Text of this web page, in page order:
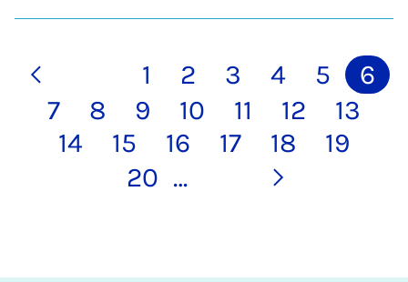
1 2 3 4 5
6
7
8 9 10 11 12
13
14
15 16 17 18
19
20 …